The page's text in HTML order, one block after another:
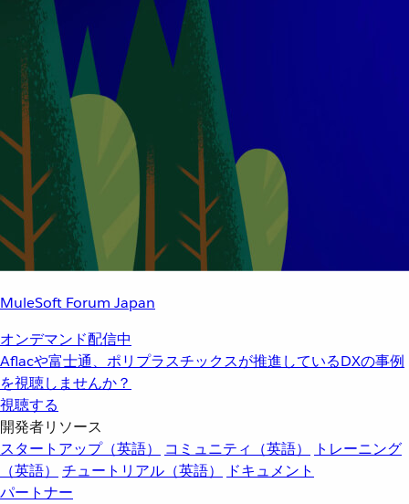
MuleSoft Forum Japan
オンデマンド配信中
Aflacや富士通、ポリプラスチックスが推進しているDXの事例
を視聴しませんか？
視聴する
開発者リソース
スタートアップ（英語）
コミュニティ（英語）
トレーニング
（英語）
チュートリアル（英語）
ドキュメント
パートナー